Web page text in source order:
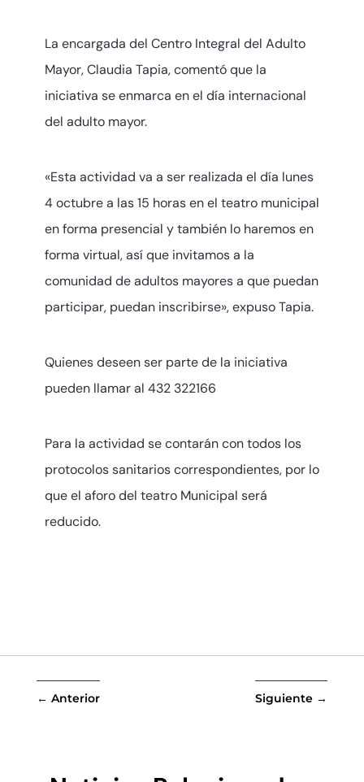
La encargada del Centro Integral del Adulto
Mayor, Claudia Tapia, comentó que la
iniciativa se enmarca en el día internacional
del adulto mayor.
«Esta actividad va a ser realizada el día lunes
4 octubre a las 15 horas en el teatro municipal
en forma presencial y también lo haremos en
forma virtual, así que invitamos a la
comunidad de adultos mayores a que puedan
participar, puedan inscribirse», expuso Tapia.
Quienes deseen ser parte de la iniciativa
pueden llamar al 432 322166
Para la actividad se contarán con todos los
protocolos sanitarios correspondientes, por lo
que el aforo del teatro Municipal será
reducido.
← Anterior Siguiente →